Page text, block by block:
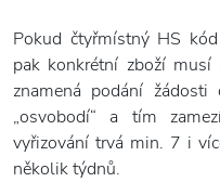
Pokud čtyřmístný HS
pak konkrétní zboží
znamená podání
„osvobodí“ a tím
vyřizování trvá min. 7 i
několik týdnů.